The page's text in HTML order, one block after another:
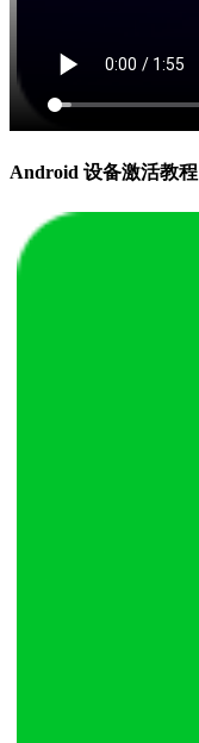
Android 设备激活教程